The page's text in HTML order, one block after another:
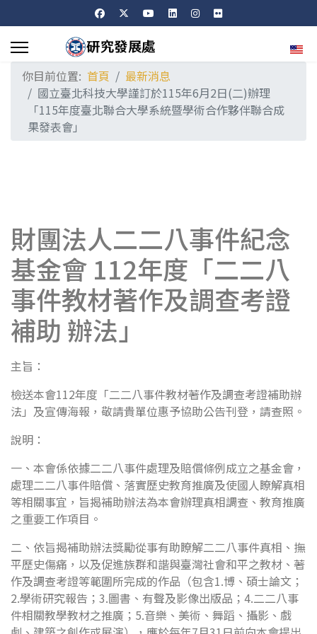
選擇
你目前位置: 首頁
最新消息
國立臺北科技大學謹訂於115年6月2日(二)辦理
「115年度臺北聯合大學系統暨學術合作夥伴聯合成
果發表會」
財團法人二二八事件紀念
基金會 112年度「二二八
事件教材著作及調查考證
補助 辦法」
主旨：
檢送本會112年度「二二八事件教材著作及調查考證補助辦
法」及宣傳海報，敬請貴單位惠予協助公告刊登，請查照。
說明：
一、本會係依據二二八事件處理及賠償條例成立之基金會，
處理二二八事件賠償、落實歷史教育推廣及使國人瞭解真相
等相關事宜，旨揭補助辦法為本會辦理真相調查、教育推廣
之重要工作項目。
二、依旨揭補助辦法獎勵從事有助瞭解二二八事件真相、撫
平歷史傷痛，以及促進族群和諧與臺灣社會和平之教材、著
作及調查考證等範圍所完成的作品（包含1.博、碩士論文；
2.學術研究報告；3.圖書、有聲及影像出版品；4.二二八事
件相關教學教材之推廣；5.音樂、美術、舞蹈、攝影、戲